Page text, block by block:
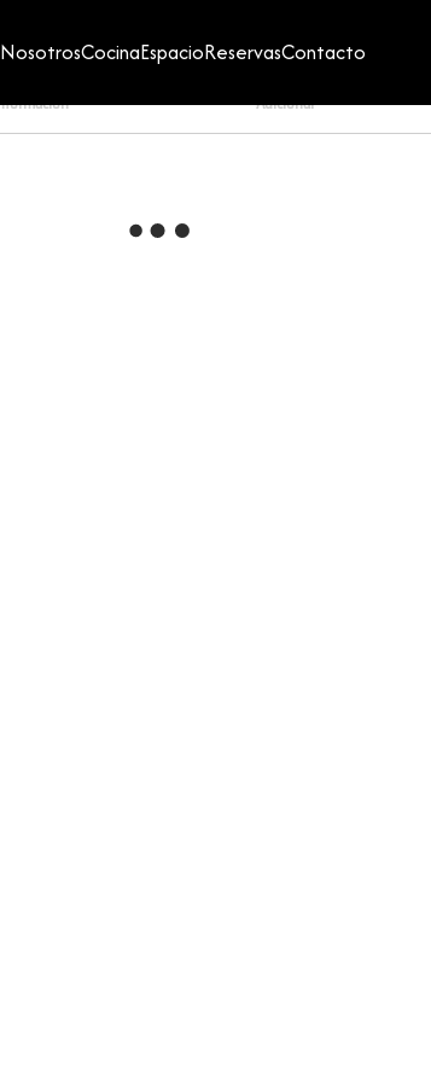
NosotrosCocinaEspacioReservasContacto